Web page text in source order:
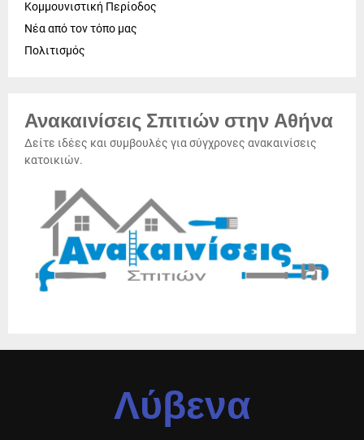
Κομμουνιστική Περίοδος
Νέα από τον τόπο μας
Πολιτισμός
Ανακαινίσεις Σπιτιών στην Αθήνα
Δείτε ιδέες και συμβουλές για σύγχρονες ανακαινίσεις
κατοικιών.
Λύβενα